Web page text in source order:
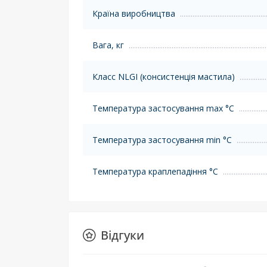
Країна виробництва
Вага, кг
Класс NLGI (консистенція мастила)
Температура застосування max °C
Температура застосування min °C
Температура краплепадіння °C
Відгуки